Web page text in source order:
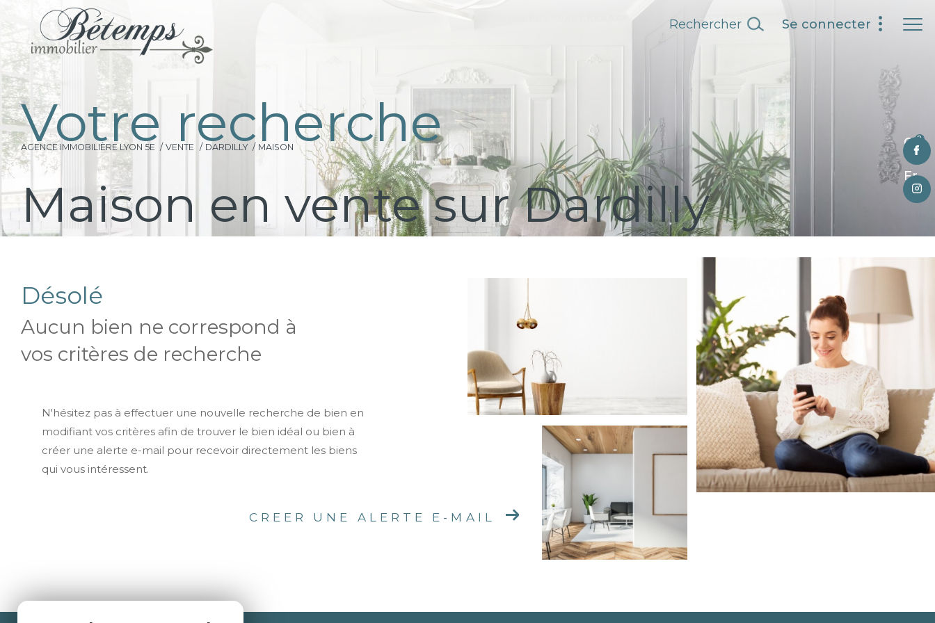
Fr
0
Rechercher Se connecter
Votre recherche
AGENCE IMMOBILIÈRE LYON 5E VENTE DARDILLY MAISON
Maison en vente sur Dardilly
Désolé
Aucun bien ne correspond à
vos critères de recherche
N'hésitez pas à effectuer une nouvelle recherche de bien en
modifiant vos critères afin de trouver le bien idéal ou bien à
créer une alerte e-mail pour recevoir directement les biens
qui vous intéressent.
CREER UNE ALERTE E-MAIL